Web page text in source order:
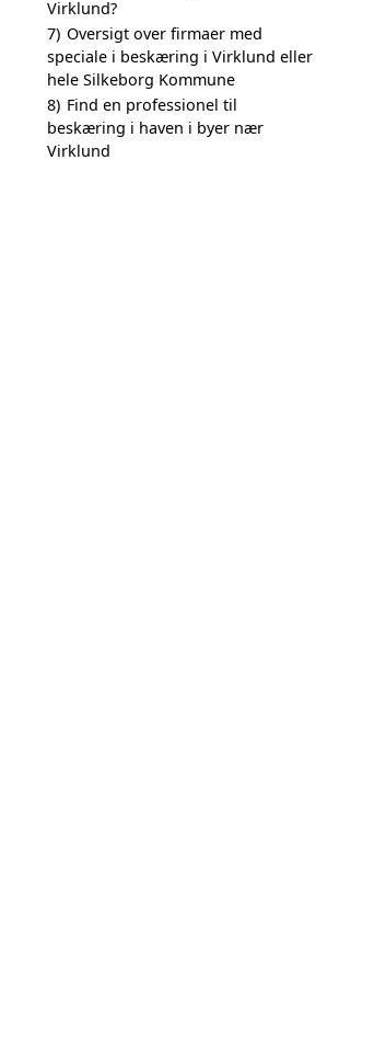
Virklund?
7) Oversigt over firmaer med
speciale i beskæring i Virklund eller
hele Silkeborg Kommune
8) Find en professionel til
beskæring i haven i byer nær
Virklund